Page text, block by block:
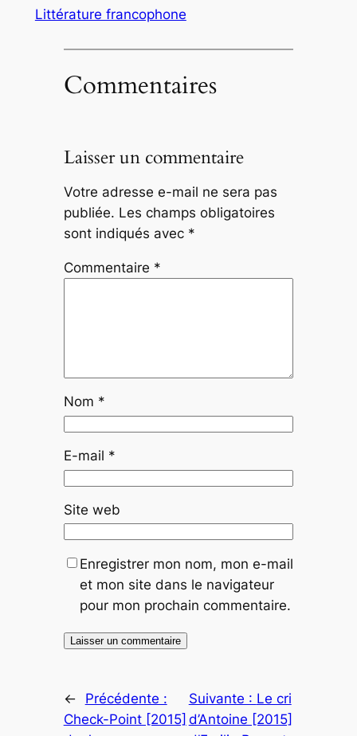
Littérature francophone
Commentaires
Laisser un commentaire
Votre adresse e-mail ne sera pas
publiée. Les champs obligatoires
sont indiqués avec *
Commentaire *
Nom *
E-mail *
Site web
Enregistrer mon nom, mon e-mail
et mon site dans le navigateur
pour mon prochain commentaire.
←
Précédente :
Check-Point [2015]
Suivante : Le cri
d’Antoine [2015]